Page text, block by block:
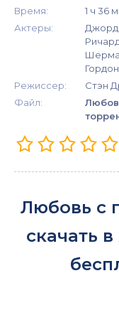
Время:
1 ч 36
Актеры:
Режиссер:
Стэн
Файл:
Любовь с
скачать